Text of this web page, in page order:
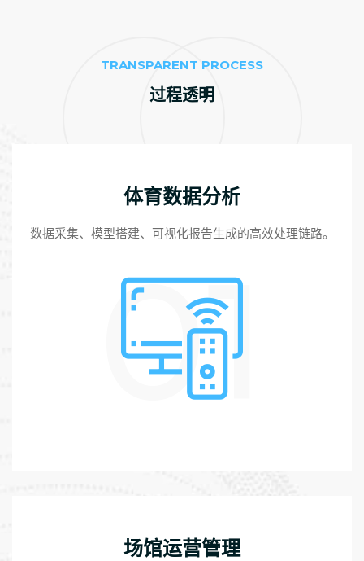
TRANSPARENT PROCESS
过程透明
体育数据分析
数据采集、模型搭建、可视化报告生成的高效处理链路。
01
场馆运营管理